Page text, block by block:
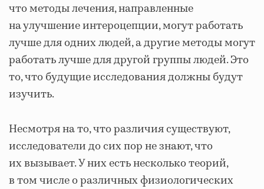
что методы лечения, направленные
на улучшение интероцепции, могут работать
лучше для одних людей, а другие методы могут
работать лучше для другой группы людей. Это
то, что будущие исследования должны будут
изучить.
Несмотря на то, что различия существуют,
исследователи до сих пор не знают, что
их вызывает. У них есть несколько теорий,
в том числе о различных физиологических